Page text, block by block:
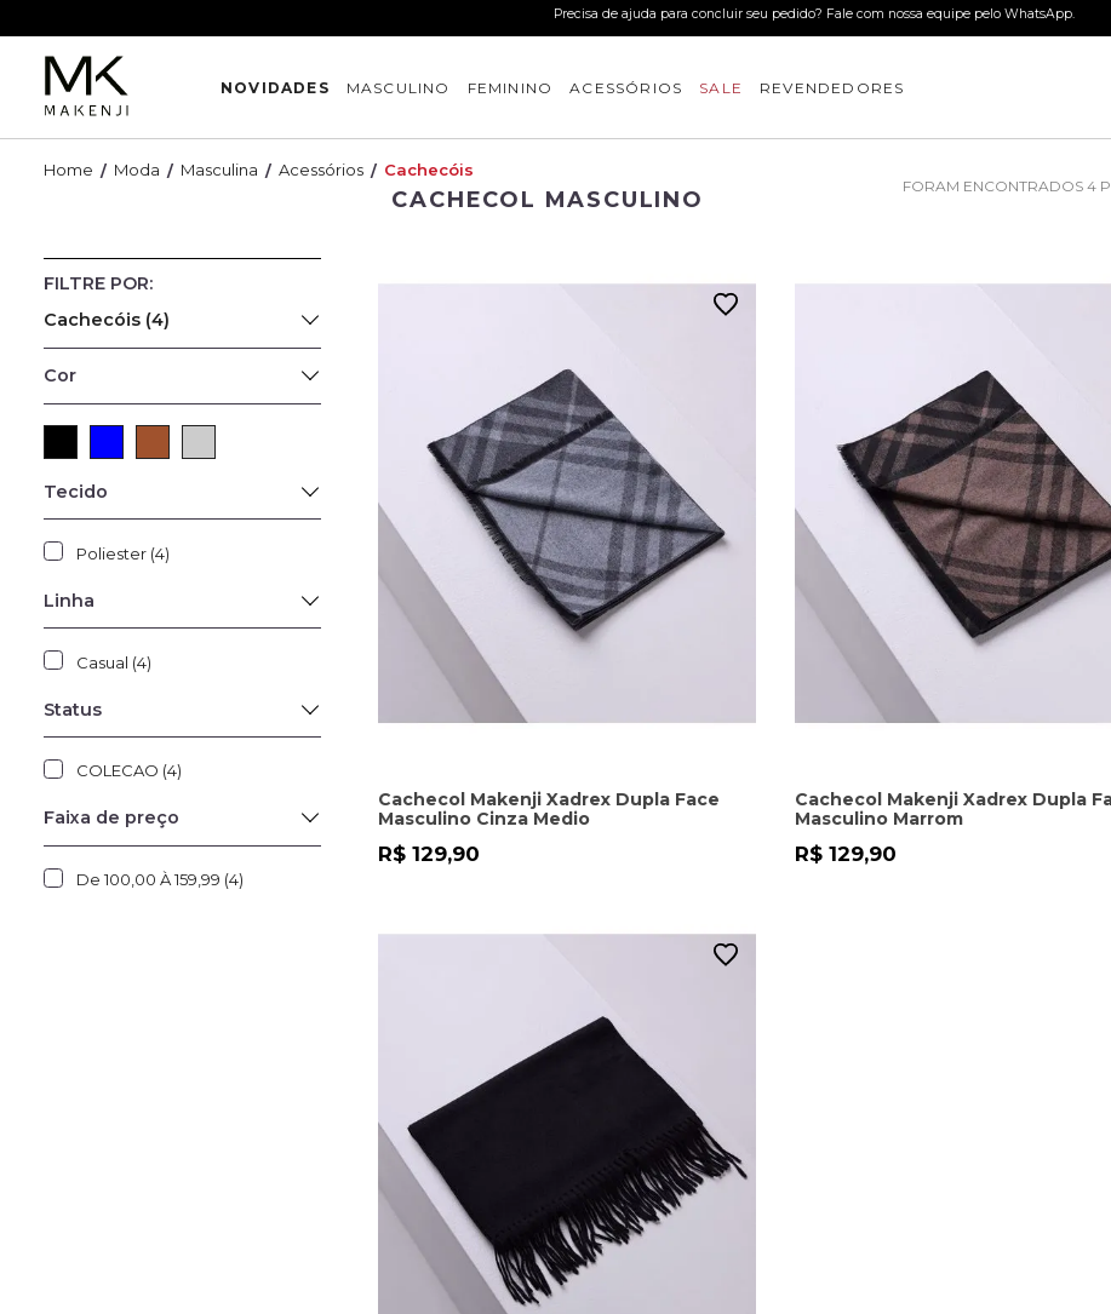
Use
NOVIDADES MASCULINO FEMININO ACESSÓRIOS SALE REVENDEDORES
Moda Masculina Acessórios Cachecóis
4
Cachecóis (4)
Cor
Tecido
Poliester (4)
Linha
Casual (4)
Status
COLECAO (4)
Faixa de preço
De 100,00 À 159,99 (4)
CACHECOL MASCULINO
Cachecol Makenji Xadrex Dupla Face
Masculino Cinza Medio
R$ 129,90
Cachecol Makenji Xadrex Dupla
Masculino Marrom
R$ 129,90